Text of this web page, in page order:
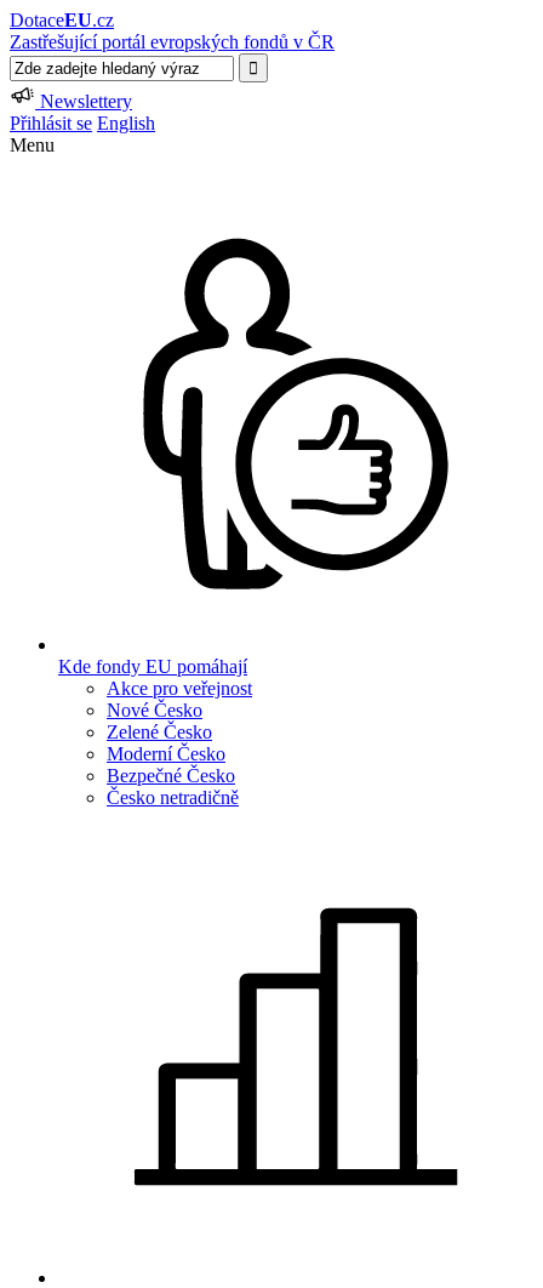
DotaceEU.cz
Zastřešující portál evropských fondů v ČR
Newslettery
Přihlásit se English
Menu
Kde fondy EU pomáhají
Akce pro veřejnost
Nové Česko
Zelené Česko
Moderní Česko
Bezpečné Česko
Česko netradičně